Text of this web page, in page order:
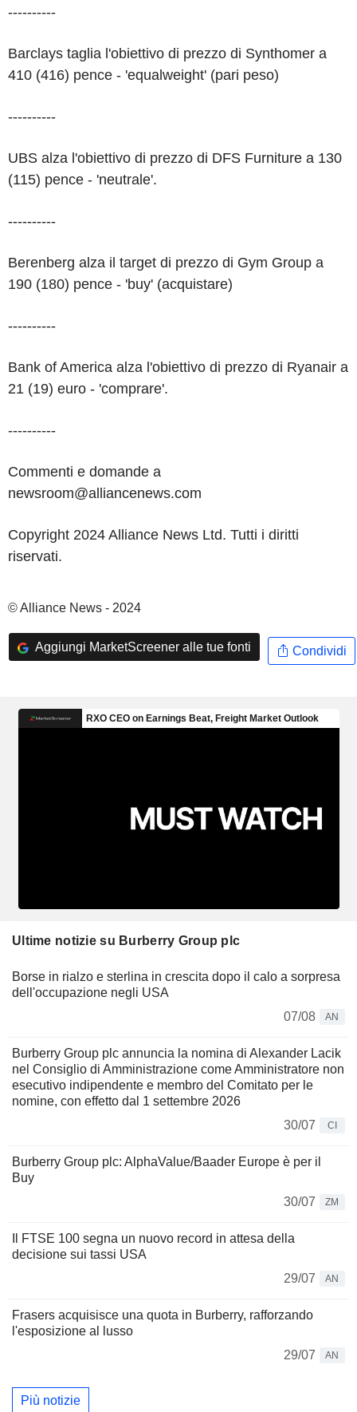
----------
Barclays taglia l'obiettivo di prezzo di Synthomer a
410 (416) pence - 'equalweight' (pari peso)
----------
UBS alza l'obiettivo di prezzo di DFS Furniture a 130
(115) pence - 'neutrale'.
----------
Berenberg alza il target di prezzo di Gym Group a
190 (180) pence - 'buy' (acquistare)
----------
Bank of America alza l'obiettivo di prezzo di Ryanair a
21 (19) euro - 'comprare'.
----------
Commenti e domande a
newsroom@alliancenews.com
Copyright 2024 Alliance News Ltd. Tutti i diritti
riservati.
© Alliance News - 2024
Aggiungi MarketScreener alle tue fonti Condividi
Ultime notizie su Burberry Group plc
Borse in rialzo e sterlina in crescita dopo il calo a sorpresa
dell'occupazione negli USA
07/08
AN
Burberry Group plc annuncia la nomina di Alexander Lacik
nel Consiglio di Amministrazione come Amministratore non
esecutivo indipendente e membro del Comitato per le
nomine, con effetto dal 1 settembre 2026
30/07
CI
Burberry Group plc: AlphaValue/Baader Europe è per il
Buy
30/07
ZM
Il FTSE 100 segna un nuovo record in attesa della
decisione sui tassi USA
29/07
AN
Frasers acquisisce una quota in Burberry, rafforzando
l'esposizione al lusso
29/07
AN
Più notizie